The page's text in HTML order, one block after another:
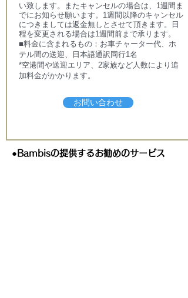
い致します。またキャンセルの場合は、1週間ま
でにお知らせ願います。1週間以降のキャンセル
につきましては返金無しとさせて頂きます。日
程を変更される場合は1週間前まで承ります。
■料金に含まれるもの：お車チャーター代、ホ
テル間の送迎、日本語通訳同行1名
*空港間や送迎エリア、2家族など人数により追
加料金がかかります。
お問い合わせ
●Bambisの提供するお勧めのサービス